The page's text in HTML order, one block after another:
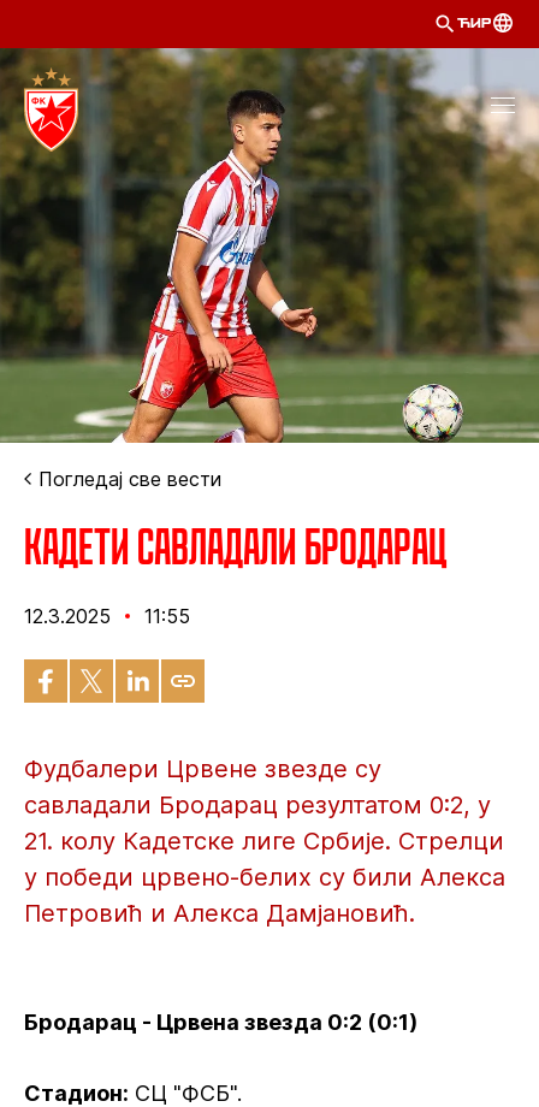
ЋИР
Погледај све вести
Кадети савладали Бродарац
12.3.2025 11:55
Фудбалери Црвене звезде су
савладали Бродарац резултатом 0:2, у
21. колу Кадетске лиге Србије. Стрелци
у победи црвено-белих су били Алекса
Петровић и Алекса Дамјановић.
Бродарац - Црвена звезда 0:2 (0:1)
Стадион: СЦ "ФСБ".